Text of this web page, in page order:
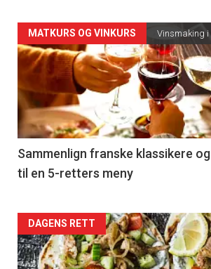
Forsiden
akkurat
nå
-
5
MATKURS OG VINKURS Vinsmaking i
Sammenlign franske klassikere
til en 5-retters meny
Forsiden
akkurat
DAGENS RETT